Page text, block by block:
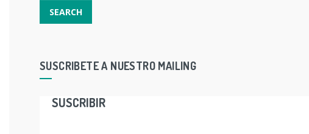
SUSCRIBETE A NUESTRO MAILING
SUSCRIBIR